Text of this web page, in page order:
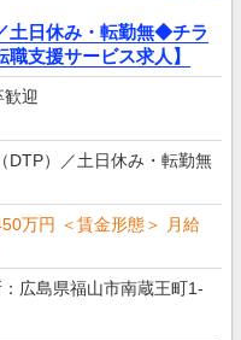
土日休み・転勤無◆チラ
支援サービス求人】
歓迎
DTP）／土日休み・転勤無
万円 ＜賃金形態＞ 月給
広島県福山市南蔵王町1-